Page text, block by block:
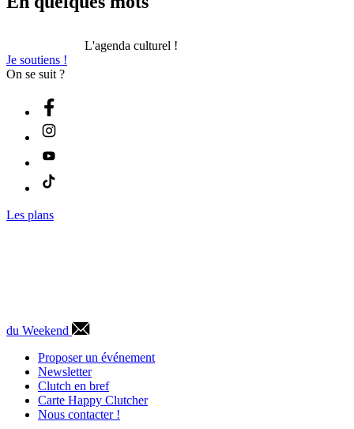
L'agenda culturel !
Je soutiens !
On se suit ?
Les plans
du Weekend
Proposer un événement
Newsletter
Clutch en bref
Carte Happy Clutcher
Nous contacter !